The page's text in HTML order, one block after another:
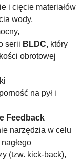
i cięcie materiałów
wody,
serii BLDC, który
obrotowej
na pył i
Feedback
narzędzia w celu
(tzw. kick-back),